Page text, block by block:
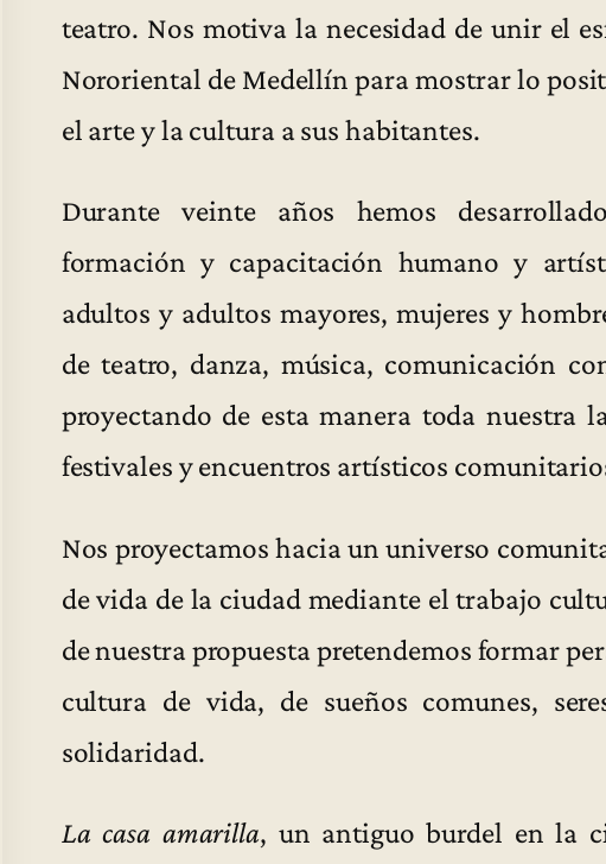
teatro. Nos motiva la necesidad de unir el
Nororiental de Medellín para mostrar lo
el arte y la cultura a sus habitantes.
Durante veinte años hemos
formación y capacitación humano y
adultos y adultos mayores, mujeres y
de teatro, danza, música, comunicación
proyectando de esta manera toda nuestra
festivales y encuentros artísticos
Nos proyectamos hacia un universo
de vida de la ciudad mediante el trabajo
de nuestra propuesta pretendemos formar
cultura de vida, de sueños comunes,
solidaridad.
La casa amarilla, un antiguo burdel en la